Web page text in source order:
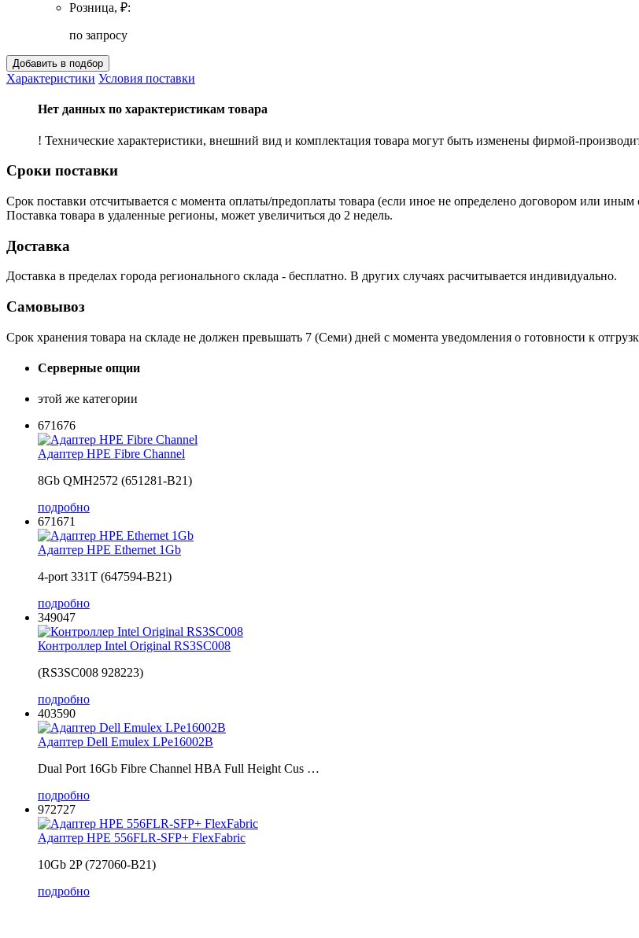
Розница, ₽:
по запросу
Характеристики Условия поставки
Нет данных по характеристикам товара
! Технические характеристики, внешний вид и комплектация товара могут быть изменены фирмой-
Сроки поставки
Срок поставки отсчитывается с момента оплаты/предоплаты товара (если иное не определено договором или
Поставка товара в удаленные регионы, может увеличиться до 2 недель.
Доставка
Доставка в пределах города регионального склада - бесплатно. В других случаях расчитывается индивидуально.
Самовывоз
Срок хранения товара на складе не должен превышать 7 (Семи) дней с момента уведомления о готовности к
Серверные опции
этой же категории
671676
Адаптер HPE Fibre Channel
8Gb QMH2572 (651281-B21)
подробно
671671
Адаптер HPE Ethernet 1Gb
4-port 331T (647594-B21)
подробно
349047
Контроллер Intel Original RS3SC008
(RS3SC008 928223)
подробно
403590
Адаптер Dell Emulex LPe16002B
Dual Port 16Gb Fibre Channel HBA Full Height Cus …
подробно
972727
Адаптер HPE 556FLR-SFP+ FlexFabric
10Gb 2P (727060-B21)
подробно